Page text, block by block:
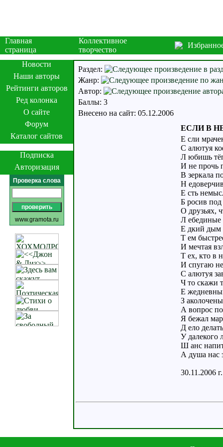
Главная
страница
Коллективное
творчество
Новости
Наши авторы
Рейтинги авторов
Ред колонка
О сайте
Форум
Каталог сайтов
Подписка
Авторизация
Проверка слова
www.gramota.ru
Раздел:
Жанр:
Автор:
Баллы: 3
Внесено на сайт: 05.12.2006
ЕСЛИ В
Е сли
С алютуя
Л юбишь
И не прочь
В зеркала
Н
Е сть
Б росив под
О друзьях,
Л ебединые
Е дкий дым
Т ем
И мечтая
Т ех, кто в
И спугаю
С алютуя
Ч то скажи
Е
З
А вопрос
Я бежал
Д ело
У далекого
Ш анс
А душа нас
30.11.2006 г.